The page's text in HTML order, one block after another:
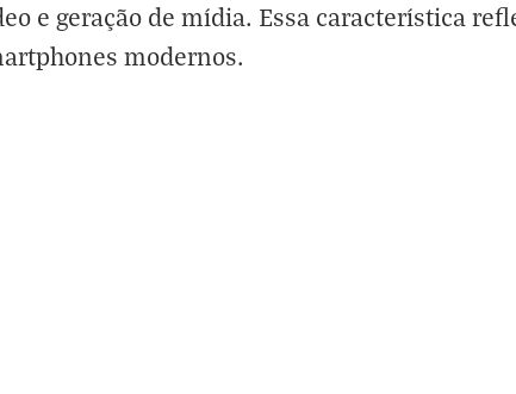
e geração de mídia. Essa característica
modernos.